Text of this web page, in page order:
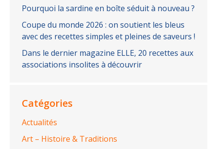
Pourquoi la sardine en boîte séduit à nouveau ?
Coupe du monde 2026 : on soutient les bleus
avec des recettes simples et pleines de saveurs !
Dans le dernier magazine ELLE, 20 recettes aux
associations insolites à découvrir
Catégories
Actualités
Art – Histoire & Traditions